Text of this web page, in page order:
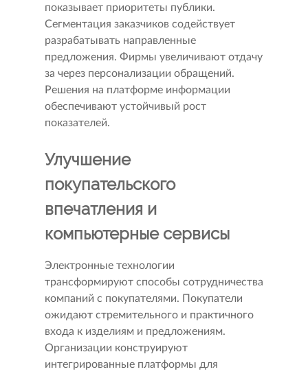
показывает приоритеты публики.
Сегментация заказчиков содействует
разрабатывать направленные
предложения. Фирмы увеличивают отдачу
за через персонализации обращений.
Решения на платформе информации
обеспечивают устойчивый рост
показателей.
Улучшение
покупательского
впечатления и
компьютерные сервисы
Электронные технологии
трансформируют способы сотрудничества
компаний с покупателями. Покупатели
ожидают стремительного и практичного
входа к изделиям и предложениям.
Организации конструируют
интегрированные платформы для